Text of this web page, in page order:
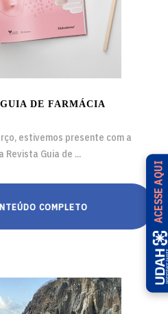
ACESSE AQUI
DE FARMÁCIA
estivemos presente com a
Revista Guia de ...
COMPLETO